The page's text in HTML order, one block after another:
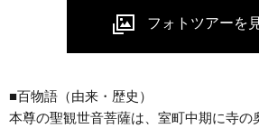
■百物語（由来・歴史）
本尊の聖観世音菩薩は、室町中期に寺の